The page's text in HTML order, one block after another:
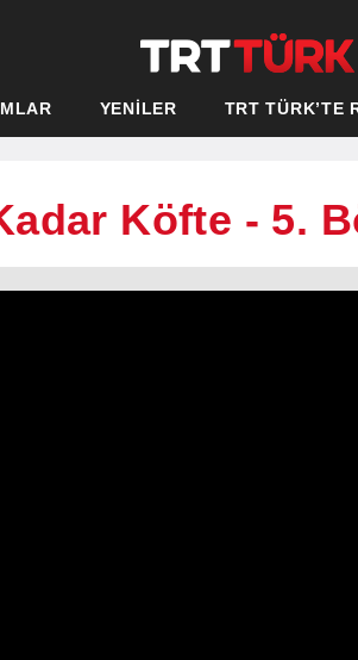
YENİLER TRT TÜRK’TE
Köfte - 5.